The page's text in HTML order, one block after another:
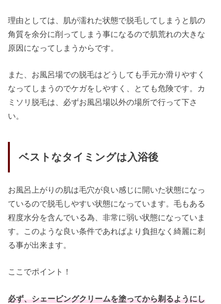
理由としては、肌が濡れた状態で脱毛してしまうと肌の
角質を余分に削ってしまう事になるので肌荒れの大きな
原因になってしまうからです。
また、お風呂場での脱毛はどうしても手元か滑りやすく
なってしまうのでケガをしやすく、とても危険です。カ
ミソリ脱毛は、必ずお風呂場以外の場所で行って下さ
い。
ベストなタイミングは入浴後
お風呂上がりの肌は毛穴が良い感じに開いた状態になっ
ているので脱毛しやすい状態になっています。毛もある
程度水分を含んでいる為、非常に弱い状態になっていま
す。このような良い条件であればより負担なく綺麗に剃
る事が出来ます。
ここでポイント！
必ず、シェービングクリームを塗ってから剃るようにし